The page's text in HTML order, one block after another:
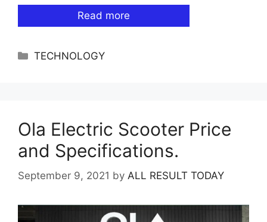
Read more
Categories
TECHNOLOGY
Ola Electric Scooter Price
and Specifications.
September 9, 2021 by ALL RESULT TODAY